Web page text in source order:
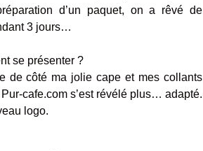
d’un paquet, on a rêvé de
3 jours…
se présenter ?
de côté ma jolie cape et mes collants
cafe.com s’est révélé plus… adapté.
logo.